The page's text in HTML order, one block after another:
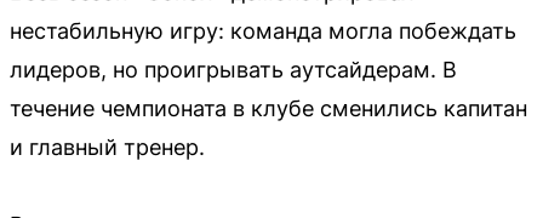
нестабильную игру: команда могла побеждать
лидеров, но проигрывать аутсайдерам. В
течение чемпионата в клубе сменились капитан
и главный тренер.